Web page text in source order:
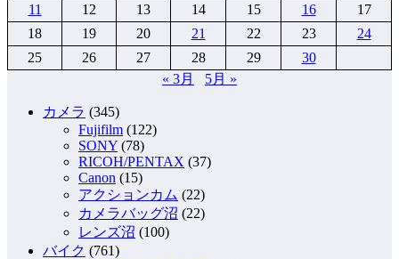
11
12 13 14 15 16
17
18
19 20 21 22 23
24
25
26 27 28 29
30
« 3月
5月 »
カメラ (345)
Fujifilm (122)
SONY (78)
RICOH/PENTAX (37)
Canon (15)
アクションカム (22)
カメラバッグ沼 (22)
レンズ沼 (100)
バイク (761)